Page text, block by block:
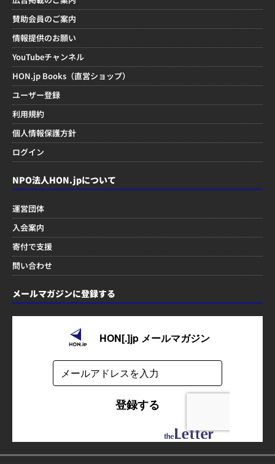
賛助会員のご案内
情報提供のお願い
YouTubeチャンネル
HON.jp Books（直営ショップ）
ユーザー登録
利用規約
個人情報保護方針
ログイン
NPO法人HON.jpについて
運営団体
入会案内
寄付で支援
問い合わせ
メールマガジンに登録する